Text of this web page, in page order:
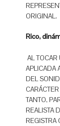
ORIGINAL.
Rico,
AL TOCAR
APLICADA
DEL
TANTO,
REALISTA
REGISTRA